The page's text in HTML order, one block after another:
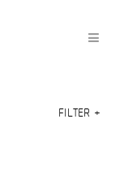
FILTER +